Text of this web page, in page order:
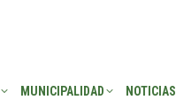
MUNICIPALIDAD NOTICIAS